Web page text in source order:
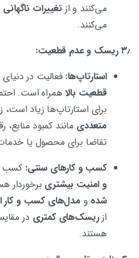
می‌کنند و ازتغییرات ناگهانی
می‌کنند.
۳٫ ریسک و عدم قطعیت:
استارتاپ‌ها: فعالیت در
قطعیت بالا همراه است.
برای استارتاپ‌ها زیاد است،
متعددی مانند کمبود
تقاضا برای محصول یا
کسب و کارهای سنتی: کسب
و امنیت بیشتری برخوردار
شده و مدل‌های کسب و کار
ازریسک‌های کمتری در
هستند.